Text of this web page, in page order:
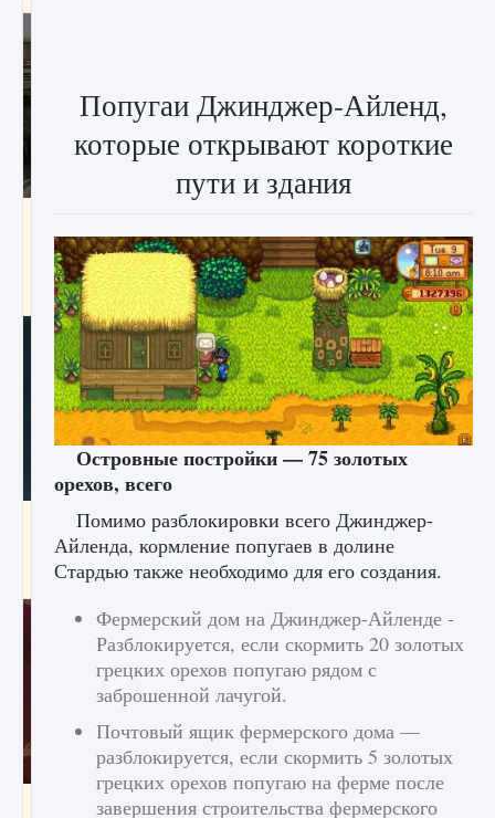
пользовательского интерфейса Delta
Force Hawk Ops
9 августа 2024 1 945 0 0
Как проверить статус сервера Delta Force
Hawk Ops
9 августа 2024 1 286 0 0
Как приручить существ джунглей Нари в
Попугаи Джинджер-Айленд,
которые открывают короткие
пути и здания
Островные постройки — 75 золотых
орехов, всего
Помимо разблокировки всего Джинджер-
Айленда, кормление попугаев в долине
Стардью также необходимо для его создания.
Фермерский дом на Джинджер-Айленде -
Разблокируется, если скормить 20 золотых
грецких орехов попугаю рядом с
заброшенной лачугой.
Почтовый ящик фермерского дома —
разблокируется, если скормить 5 золотых
грецких орехов попугаю на ферме после
завершения строительства фермерского